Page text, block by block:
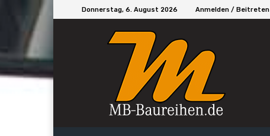
Donnerstag, 6. August 2026 Anmelden / Beitreten